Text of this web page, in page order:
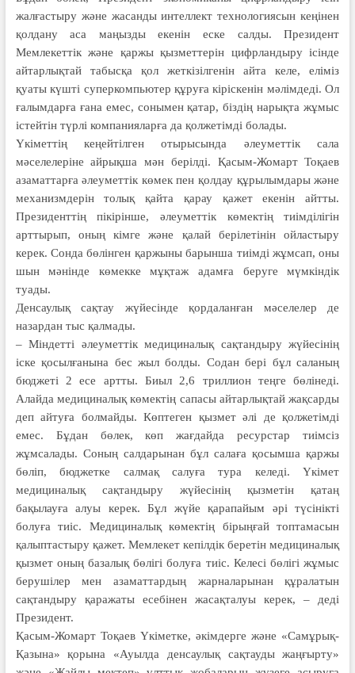
жалғастыру және жасанды интеллект технологиясын кеңінен
қолдану аса маңызды екенін еске салды. Президент
Мемлекеттік және қаржы қызметтерін цифрландыру ісінде
айтарлықтай табысқа қол жеткізілгенін айта келе, еліміз
қуаты күшті суперкомпьютер құруға кіріскенін мәлімдеді. Ол
ғалымдарға ғана емес, сонымен қатар, біздің нарықта жұмыс
істейтін түрлі компанияларға да қолжетімді болады.
Үкіметтің кеңейтілген отырысында әлеуметтік сала
мәселелеріне айрықша мән берілді. Қасым-Жомарт Тоқаев
азаматтарға әлеуметтік көмек пен қолдау құрылымдары және
механизмдерін толық қайта қарау қажет екенін айтты.
Президенттің пікірінше, әлеуметтік көмектің тиімділігін
арттырып, оның кімге және қалай берілетінін ойластыру
керек. Сонда бөлінген қаржыны барынша тиімді жұмсап, оны
шын мәнінде көмекке мұқтаж адамға беруге мүмкіндік
туады.
Денсаулық сақтау жүйесінде қордаланған мәселелер де
назардан тыс қалмады.
– Міндетті әлеуметтік медициналық сақтандыру жүйесінің
іске қосылғанына бес жыл болды. Содан бері бұл саланың
бюджеті 2 есе артты. Биыл 2,6 триллион теңге бөлінеді.
Алайда медициналық көмектің сапасы айтарлықтай жақсарды
деп айтуға болмайды. Көптеген қызмет әлі де қолжетімді
емес. Бұдан бөлек, көп жағдайда ресурстар тиімсіз
жұмсалады. Соның салдарынан бұл салаға қосымша қаржы
бөліп, бюджетке салмақ салуға тура келеді. Үкімет
медициналық сақтандыру жүйесінің қызметін қатаң
бақылауға алуы керек. Бұл жүйе қарапайым әрі түсінікті
болуға тиіс. Медициналық көмектің бірыңғай топтамасын
қалыптастыру қажет. Мемлекет кепілдік беретін медициналық
қызмет оның базалық бөлігі болуға тиіс. Келесі бөлігі жұмыс
берушілер мен азаматтардың жарналарынан құралатын
сақтандыру қаражаты есебінен жасақталуы керек, – деді
Президент.
Қасым-Жомарт Тоқаев Үкіметке, әкімдерге және «Самұрық-
Қазына» қорына «Ауылда денсаулық сақтауды жаңғырту»